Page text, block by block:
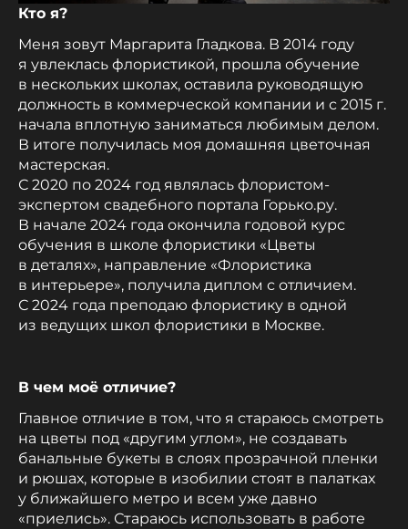
Кто я?
Меня зовут Маргарита Гладкова. В 2014 году
я увлеклась флористикой, прошла обучение
в нескольких школах, оставила руководящую
должность в коммерческой компании и с 2015 г.
начала вплотную заниматься любимым делом.
В итоге получилась моя домашняя цветочная
мастерская.
С 2020 по 2024 год являлась флористом-
экспертом свадебного портала Горько.ру.
В начале 2024 года окончила годовой курс
обучения в школе флористики «Цветы
в деталях», направление «Флористика
в интерьере», получила диплом с отличием.
С 2024 года преподаю флористику в одной
из ведущих школ флористики в Москве.
В чем моё отличие?
Главное отличие в том, что я стараюсь смотреть
на цветы под «другим углом», не создавать
банальные букеты в слоях прозрачной пленки
и рюшах, которые в изобилии стоят в палатках
у ближайшего метро и всем уже давно
«приелись». Стараюсь использовать в работе